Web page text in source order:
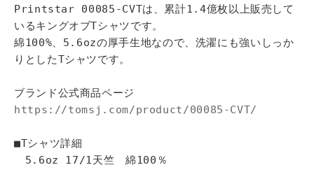
Printstar 00085-CVTは、累計1.4億枚以上販売して
いるキングオブTシャツです。
綿100%、5.6ozの厚手生地なので、洗濯にも強いしっか
りとしたTシャツです。
ブランド公式商品ページ
https://tomsj.com/product/00085-CVT/
■Tシャツ詳細
5.6oz 17/1天竺 綿100％